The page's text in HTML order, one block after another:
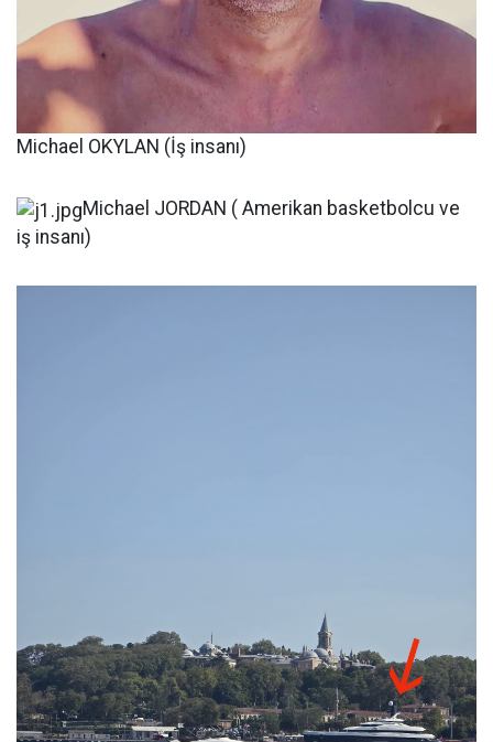
Michael OKYLAN (İş insanı)
Michael JORDAN ( Amerikan basketbolcu ve
iş insanı)